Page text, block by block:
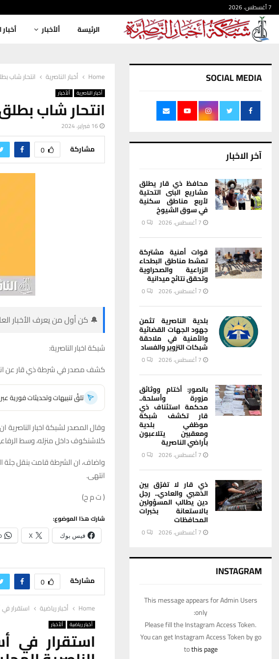
7 أغسطس، 2026
الرئيسة ألأخبار
Home أخبار الناصرية انتحار شاب
أخبار الناصرية ألأخبار
انتحار شاب
16 فبراير، 2024
مشاركة 0
🔔 كن أول من يعرف الأخبار
شبكة اخبار الناصرية:
كشف مصدر في شرطة ذي قار عن
تلقَّ تنبيهات وتحديثات فورية
كلاشنكوف داخل منزله، وسط
واضاف، ان الشرطة قامت بنقل جثة
انتهى.
( ت م ح)
شارك هذا الموضوع:
فيس بوك X
مشاركة 0
Home أخبار رياضية استقرار
أخبار رياضية ألأخبار
استقرار في
SOCIAL MEDIA
آخر الاخبار
محافظ ذي قار يطلق
مشاريع البنى التحتية
لأربع مناطق سكنية
في سوق الشيوخ
7 أغسطس، 2026 0
قوات أمنية مشتركة
تمشط مناطق البطحاء
الزراعية والصحراوية
وتحقق نتائج ميدانية
7 أغسطس، 2026 0
بلدية الناصرية تثمن
جهود الجهات القضائية
والأمنية في ملاحقة
شبكات التزوير والفساد
7 أغسطس، 2026 0
بالصور: أختام ووثائق
مزورة وأسلحة..
محكمة استئناف ذي
قار تكشف شبكة
موظفي بلدية
ومعقبين يتلاعبون
بأراضي الناصرية
7 أغسطس، 2026 0
ذي قار لا تفرّق بين
الذهبي والعادي.. رجل
دين يطالب المسؤولين
بالاستعانة بخبرات
المحافظات
7 أغسطس، 2026 0
INSTAGRAM
This message appears for Admin Users
only:
Please fill the Instagram Access Token.
You can get Instagram Access Token by go
tothis page